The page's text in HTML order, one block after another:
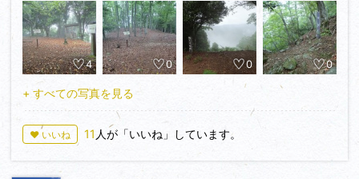
築城年代は定かではないようですが、1333年(元弘3年)頃に赤
松円心則村によって築かれたと云われています。
1335年(建武2年)新田義貞が大軍を率いて白旗城を包囲しまし
たが、50日あまりの籠城を耐え抜き落城しなかったそうで
す。
しかし、1441年(嘉吉元年)嘉吉の乱では山名軍によって落城、
赤松氏は城山城で一時滅亡したそうです。
登城口手前で白旗城を見ると白旗城はもやの中です。このもや
4 0 0 0
+ すべての写真を見る
♥ いいね 11 人が「いいね」しています。